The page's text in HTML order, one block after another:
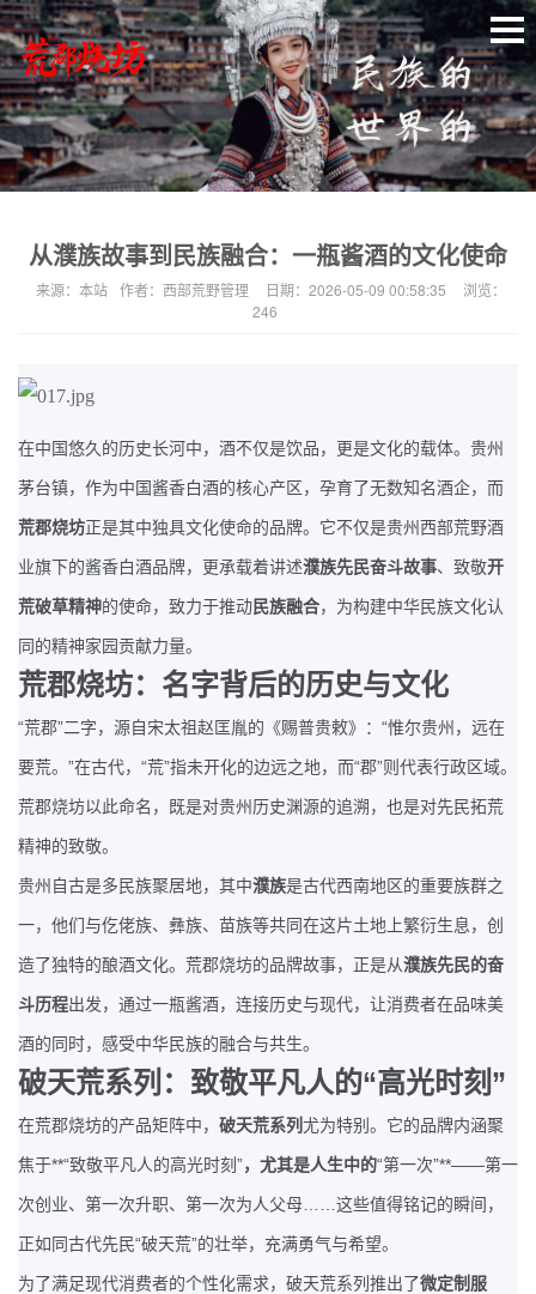
从濮族故事到民族融合：一瓶酱酒的文化使命
来源： 本站 作者： 西部荒野管理 日期： 2026-05-09 00:58:35
浏览：
246
在中国悠久的历史长河中，酒不仅是饮品，更是文化的载体。贵州
茅台镇，作为中国酱香白酒的核心产区，孕育了无数知名酒企，而
荒郡烧坊正是其中独具文化使命的品牌。它不仅是贵州西部荒野酒
业旗下的酱香白酒品牌，更承载着讲述濮族先民奋斗故事、致敬开
荒破草精神的使命，致力于推动 民族融合，为构建中华民族文化认
同的精神家园贡献力量。
荒郡烧坊：名字背后的历史与文化
“荒郡”二字，源自宋太祖赵匡胤的《赐普贵敕》： “惟尔贵州，远在
要荒。 ”在古代， “荒”指未开化的边远之地，而“郡”则代表行政区域。
荒郡烧坊以此命名，既是对贵州历史渊源的追溯，也是对先民拓荒
精神的致敬。
贵州自古是多民族聚居地，其中濮族是古代西南地区的重要族群之
一，他们与仡佬族、彝族、苗族等共同在这片土地上繁衍生息，创
造了独特的酿酒文化。荒郡烧坊的品牌故事，正是从濮族先民的奋
斗历程出发，通过一瓶酱酒，连接历史与现代，让消费者在品味美
酒的同时，感受中华民族的融合与共生。
破天荒系列：致敬平凡人的“高光时刻 ”
在荒郡烧坊的产品矩阵中， 破天荒系列 尤为特别。它的品牌内涵聚
焦于**“致敬平凡人的高光时刻 ”，尤其是人生中的“第一次”**——第一
次创业、第一次升职、第一次为人父母 这些值得铭记的瞬间，
正如同古代先民“破天荒”的壮举，充满勇气与希望。
为了满足现代消费者的个性化需求，破天荒系列推出了微定制服